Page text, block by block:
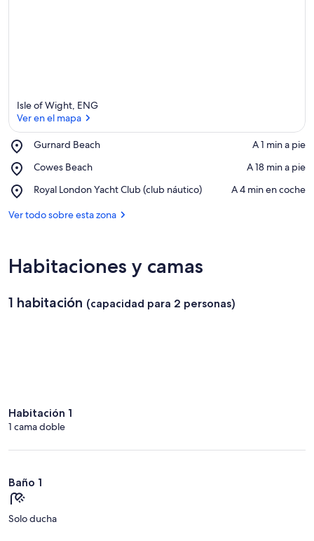
Isle of Wight, ENG
Ver en el mapa
Gurnard Beach
Place,
Beach
‪A 1 min a pie‬
Cowes Beach
Place,
Beach
‪A 18 min a pie‬
Royal London Yacht Club (club náutico)
Place,
London
náutico)
‪A 4 min en coche‬
Ver todo sobre esta zona
Habitaciones y camas
1 habitación (capacidad para 2 personas)
Habitación 1
1 cama doble
Baño 1
Solo ducha